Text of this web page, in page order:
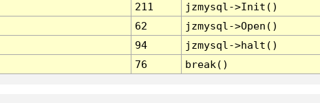
211
jzmysql->Init()
62
jzmysql->Open()
94
jzmysql->halt()
76 break()